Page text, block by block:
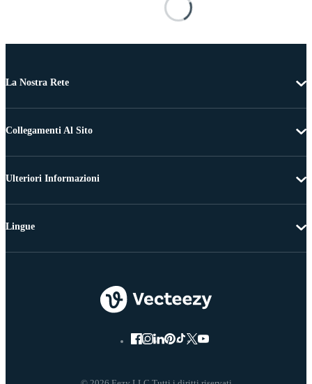
La Nostra Rete
Collegamenti Al Sito
Ulteriori Informazioni
Lingue